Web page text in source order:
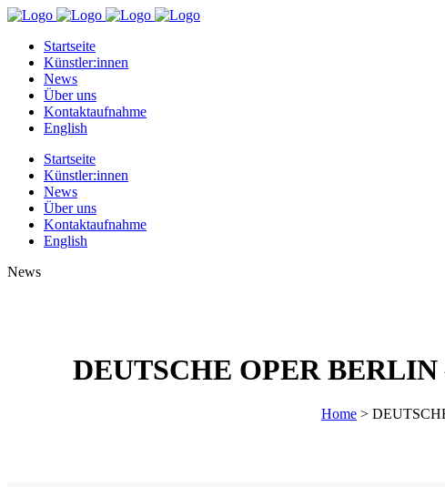
Startseite
Künstler:innen
News
Über uns
Kontaktaufnahme
English
Startseite
Künstler:innen
News
Über uns
Kontaktaufnahme
English
News
DEUTSCHE OPER
Home >